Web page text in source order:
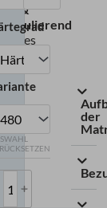
&
für
der